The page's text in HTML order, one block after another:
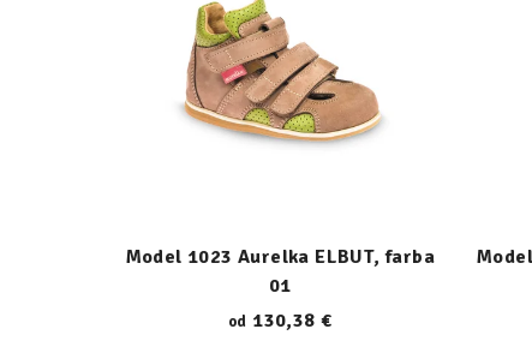
Model 1023 Aurelka ELBUT, farba
01
od 130,38 €